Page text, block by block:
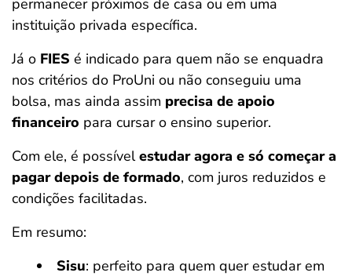
permanecer próximos de casa ou em uma
instituição privada específica.
Já o FIES é indicado para quem não se enquadra
nos critérios do ProUni ou não conseguiu uma
bolsa, mas ainda assim precisa de apoio
financeiro para cursar o ensino superior.
Com ele, é possívelestudar agora e só começar a
pagar depois de formado, com juros reduzidos e
condições facilitadas.
Em resumo:
Sisu: perfeito para quem quer estudar em